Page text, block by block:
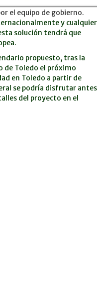
el equipo de gobierno.
y cualquier
solución tendrá que
propuesto, tras la
de Toledo el próximo
en Toledo a partir de
se podría disfrutar antes
del proyecto en el